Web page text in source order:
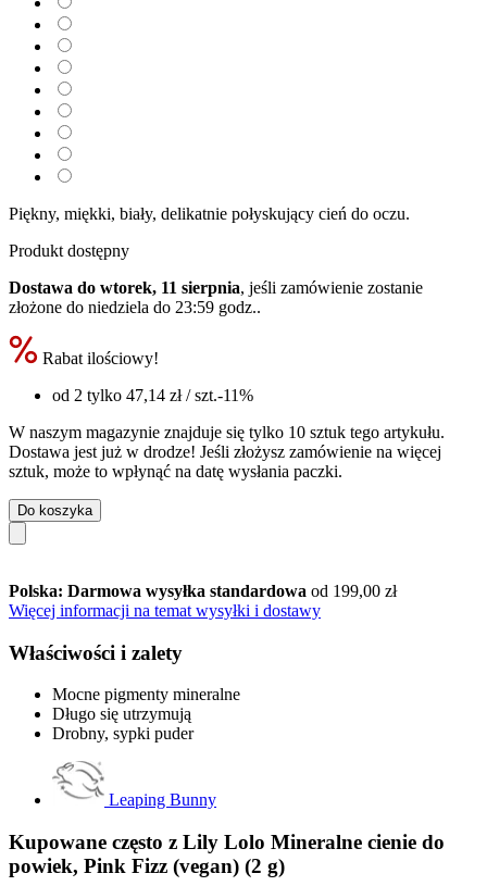
Piękny, miękki, biały, delikatnie połyskujący cień do oczu.
Produkt dostępny
Dostawa do wtorek, 11 sierpnia, jeśli zamówienie zostanie
złożone do niedziela do 23:59 godz..
Rabat ilościowy!
od 2 tylko 47,14 zł/ szt.-11%
W naszym magazynie znajduje się tylko 10 sztuk tego artykułu.
Dostawa jest już w drodze! Jeśli złożysz zamówienie na więcej
sztuk, może to wpłynąć na datę wysłania paczki.
Do koszyka
Polska: Darmowa wysyłka standardowa od 199,00 zł
Więcej informacji na temat wysyłki i dostawy
Właściwości i zalety
Mocne pigmenty mineralne
Długo się utrzymują
Drobny, sypki puder
Leaping Bunny
Kupowane często z Lily Lolo Mineralne cienie do
powiek, Pink Fizz (vegan) (2 g)